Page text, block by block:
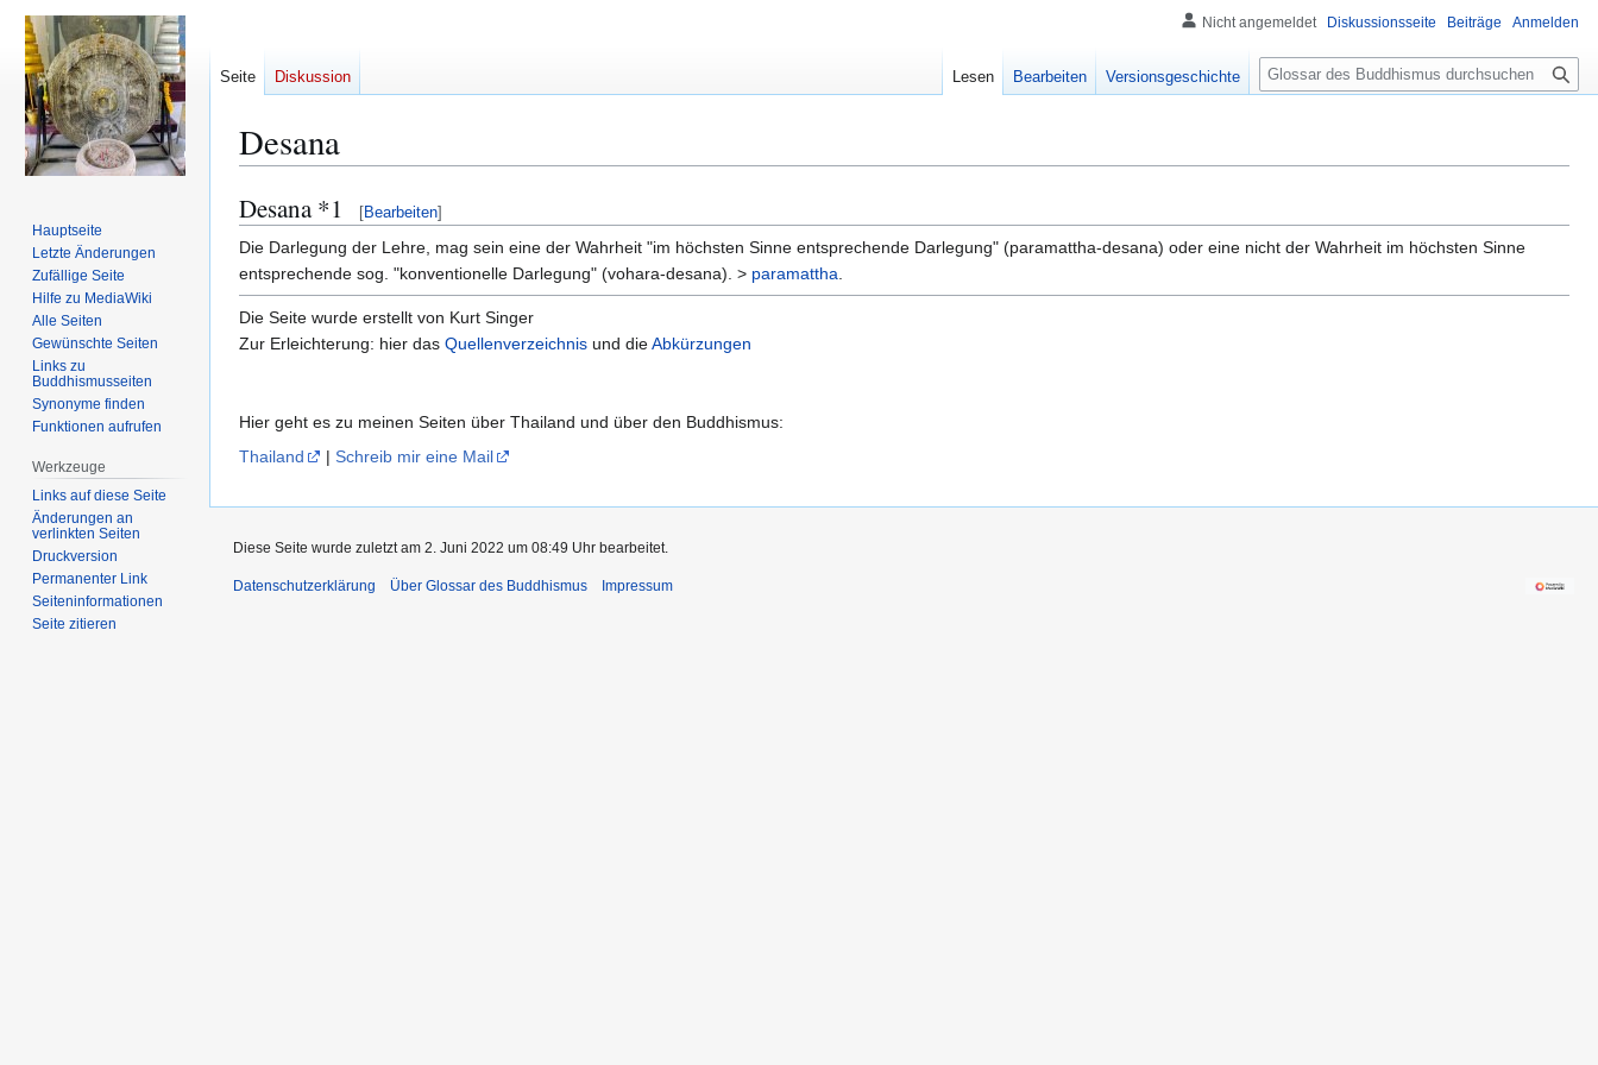
Desana
Zur
Navigation
springen
Zur
Suche
springen
Desana *1 [Bearbeiten]
Die Darlegung der Lehre, mag sein eine der Wahrheit "im höchsten Sinne entsprechende Darlegung" (paramattha-desana) oder eine nicht der Wahrheit im höchsten Sinne
entsprechende sog. "konventionelle Darlegung" (vohara-desana). > paramattha
Die Seite wurde erstellt von Kurt Singer
Zur Erleichterung: hier das Quellenverzeichnis und dieAbkürzungen
Hier geht es zu meinen Seiten über Thailand und über den Buddhismus:
Thailand
| Schreib mir eine Mail
Nicht angemeldet Diskussionsseite Beiträge Anmelden
Seite Diskussion Lesen Bearbeiten Versionsgeschichte
S
u
e
Hauptseite
Letzte Änderungen
Zufällige Seite
Hilfe zu MediaWiki
Alle Seiten
Gewünschte Seiten
Links zu
Buddhismusseiten
Synonyme finden
Funktionen aufrufen
Werkzeuge
Links auf diese Seite
Änderungen an
verlinkten Seiten
Druckversion
Permanenter Link
Seiten­­informationen
Seite zitieren
Diese Seite wurde zuletzt am 2. Juni 2022 um 08:49 Uhr bearbeitet.
Datenschutzerklärung Über Glossar des Buddhismus Impressum